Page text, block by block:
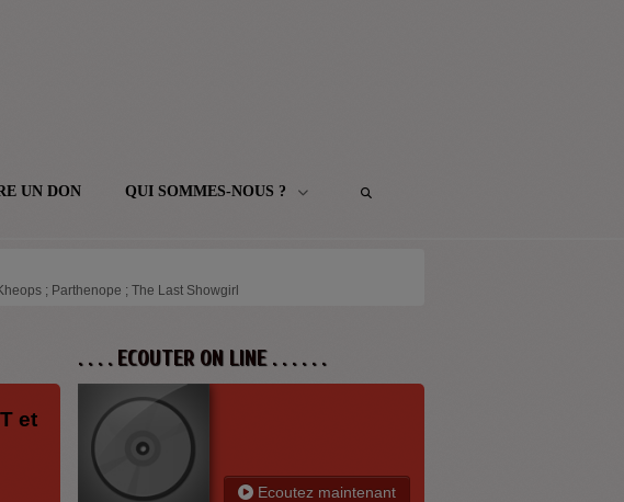
UN DON QUI SOMMES-NOUS ?
; Parthenope ; The Last Showgirl
et
. . . . ECOUTER ON LINE . . . . . .
Ecoutez maintenant